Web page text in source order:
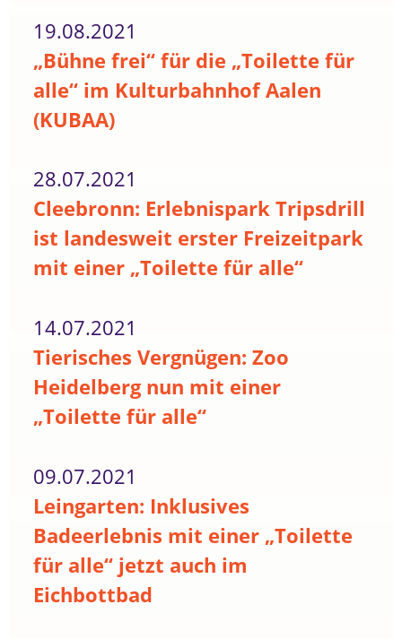
19.08.2021
„Bühne frei“ für die „Toilette für
alle“ im Kulturbahnhof Aalen
(KUBAA)
28.07.2021
Cleebronn: Erlebnispark Tripsdrill
ist landesweit erster Freizeitpark
mit einer „Toilette für alle“
14.07.2021
Tierisches Vergnügen: Zoo
Heidelberg nun mit einer
„Toilette für alle“
09.07.2021
Leingarten: Inklusives
Badeerlebnis mit einer „Toilette
für alle“ jetzt auch im
Eichbottbad